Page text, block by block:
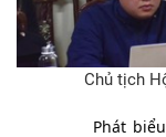
Chủ tịch